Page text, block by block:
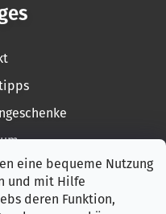
eine bequeme Nutzung
und mit Hilfe
deren Funktion,
Ware